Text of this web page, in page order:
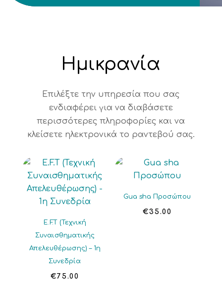
Ημικρανία
Επιλέξτε την υπηρεσία που σας
ενδιαφέρει για να διαβάσετε
περισσότερες πληροφορίες και να
κλείσετε ηλεκτρονικά το ραντεβού σας.
E.F.T (Τεχνική
Συναισθηματικής
Απελευθέρωσης) – 1η
Συνεδρία
€75.00
Gua sha Προσώπου
€35.00